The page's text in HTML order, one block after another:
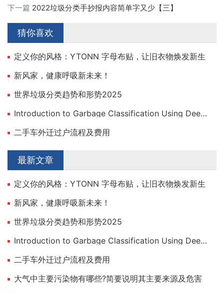
下一篇 2022垃圾分类手抄报内容简单字又少【三】
猜你喜欢
定义你的风格：YTONN 字母布贴，让旧衣物焕发新生
新风家，健康呼吸新未来！
世界垃圾分类趋势和形势2025
Introduction to Garbage Classification Using Deep Learning
二手车外迁过户流程及费用
最新文章
定义你的风格：YTONN 字母布贴，让旧衣物焕发新生
新风家，健康呼吸新未来！
世界垃圾分类趋势和形势2025
Introduction to Garbage Classification Using Deep Learning
二手车外迁过户流程及费用
大气中主要污染物有哪些?简要说明其主要来源及危害